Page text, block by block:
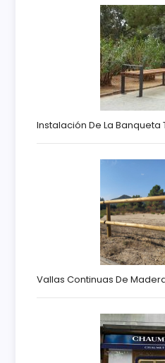
Instalación De La Banqueta
Vallas Continuas De